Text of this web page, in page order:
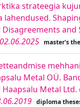
strateegia
and
02.06.2025 master's
Metal OÜ.
Metal Ltd.
diploma